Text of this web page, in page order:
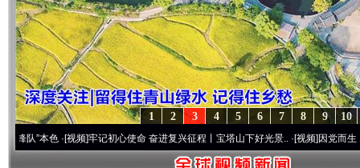
10
9
8
7
6
5
4
3
2
1
·[视频]牢记初心使命 奋进复兴征程丨宝塔山下好光景..·[视频]因党而生 为党而战